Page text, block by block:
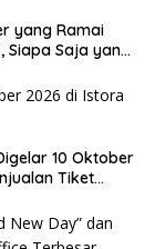
yang Ramai
Siapa Saja yang
10 Oktober
Tiket